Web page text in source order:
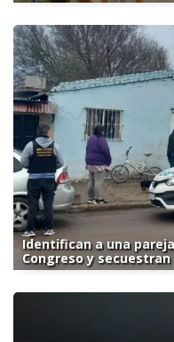
Identifican a una
Congreso y